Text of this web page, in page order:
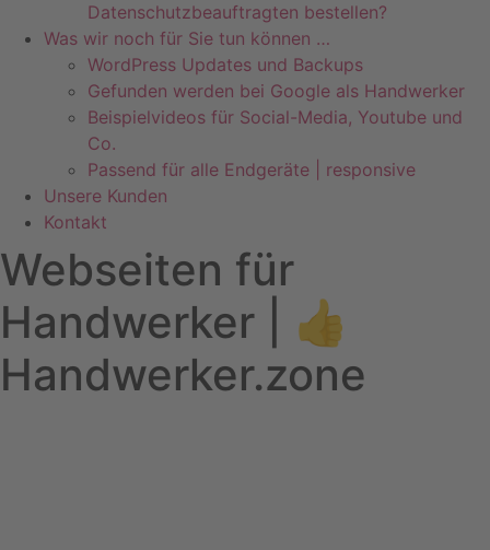
Datenschutzbeauftragten bestellen?
Was wir noch für Sie tun können …
WordPress Updates und Backups
Gefunden werden bei Google als Handwerker
Beispielvideos für Social-Media, Youtube und
Co.
Passend für alle Endgeräte | responsive
Unsere Kunden
Kontakt
Webseiten für
Handwerker | 👍
Handwerker.zone